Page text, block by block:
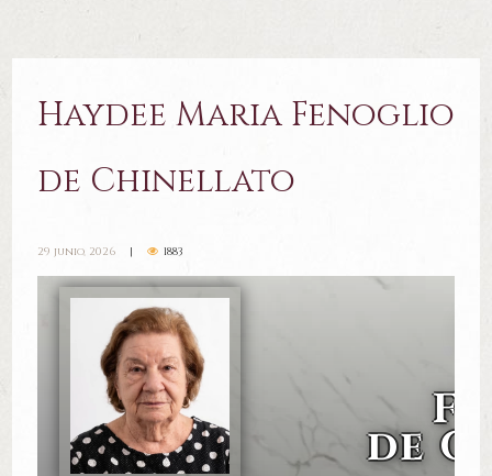
Haydee Maria Fenoglio
de Chinellato
29 junio, 2026 1883
de